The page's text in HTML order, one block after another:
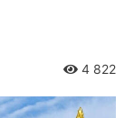
4 822